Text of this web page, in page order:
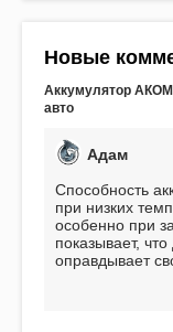
Новые
Аккумулятор
авто
Адам
Способность
при низких
особенно при
показывает,
оправдывает
пожалел.